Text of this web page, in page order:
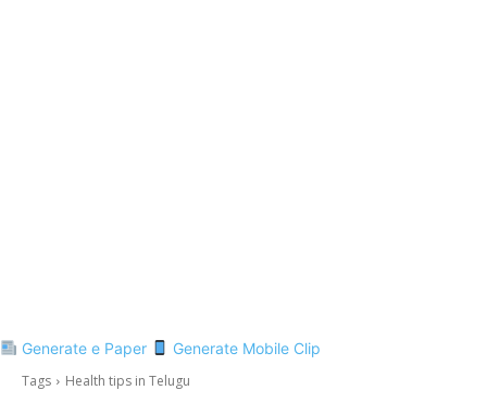
Generate e Paper
Generate Mobile Clip
Tags
Health tips in Telugu